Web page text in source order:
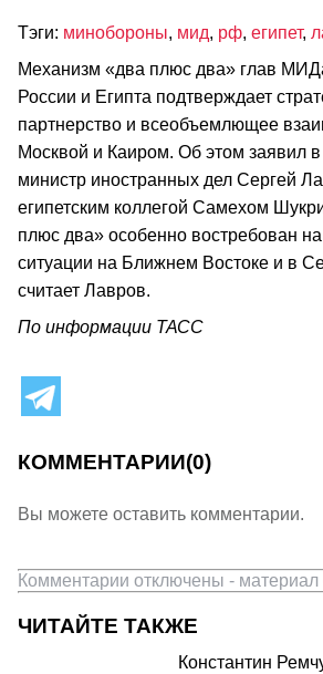
Тэги: минобороны, мид, рф, египет,
Механизм «два плюс два» глав
России и Египта подтверждает
партнерство и всеобъемлющее
Москвой и Каиром. Об этом заявил
министр иностранных дел Сергей
египетским коллегой Самехом
плюс два» особенно востребован
ситуации на Ближнем Востоке и в
считает Лавров.
По информации ТАСС
КОММЕНТАРИИ(0)
Вы можете оставить комментарии.
Комментарии отключены -
ЧИТАЙТЕ ТАКЖЕ
Константин